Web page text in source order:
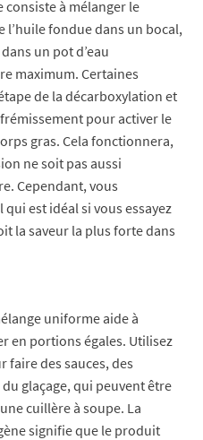
consiste à mélanger le
l’huile fondue dans un bocal,
un pot d’eau
maximum. Certaines
de la décarboxylation et
pour activer le
gras. Cela fonctionnera,
ne soit pas aussi
Cependant, vous
est idéal si vous essayez
la saveur la plus forte dans
uniforme aide à
en portions égales. Utilisez
faire des sauces, des
glaçage, qui peuvent être
cuillère à soupe. La
signifie que le produit